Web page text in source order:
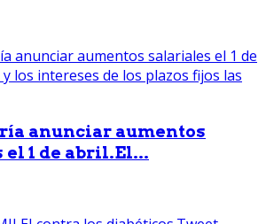
anunciar aumentos
1 de abril.El...